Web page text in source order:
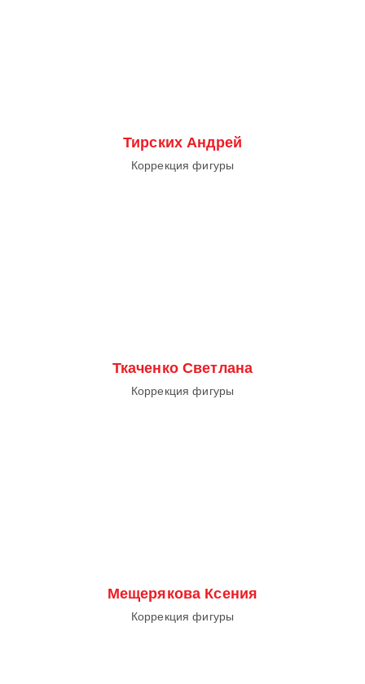
Тирских Андрей
Коррекция фигуры
Ткаченко Светлана
Коррекция фигуры
Мещерякова Ксения
Коррекция фигуры